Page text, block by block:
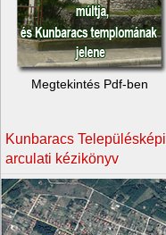
Megtekintés Pdf-ben
Kunbaracs Településképi
arculati kézikönyv